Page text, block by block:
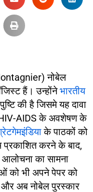
नोबेल
हैं। उन्होंनेभारतीय
की है जिसमे यह दावा
HIV-AIDS के अवशेषण के
के पाठकों को
प्रकाशित करने के बाद,
आलोचना का सामना
को भी अपने पेपर को
अब नोबेल पुरस्कार